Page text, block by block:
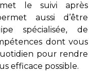
le suivi après
aussi d’être
spécialisée, de
dont vous
pour rendre
efficace possible.